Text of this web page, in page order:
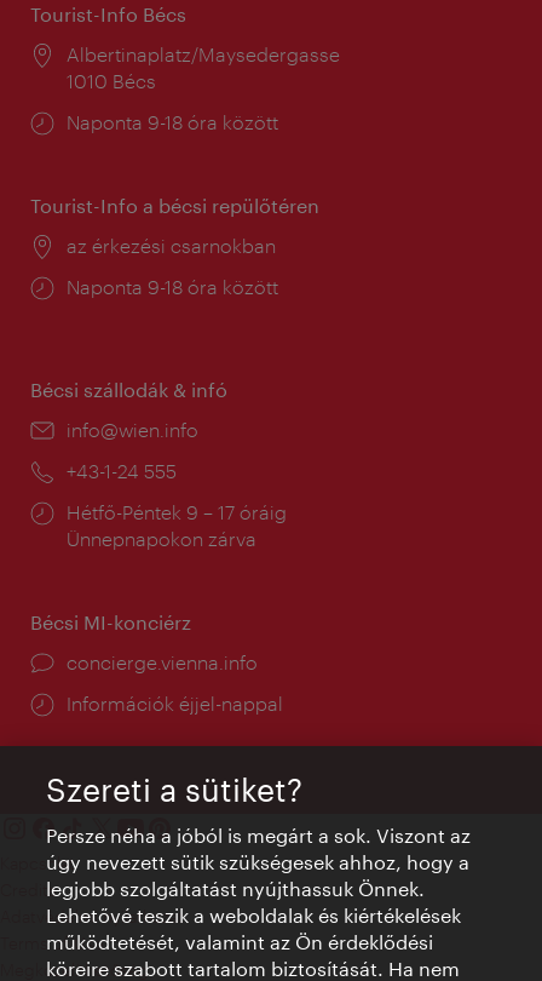
Tourist-Info Bécs
Helyszín:
Albertinaplatz/Maysedergasse
1010 Bécs
Nyitva
Naponta 9-18 óra között
Tourist-Info a bécsi repülőtéren
Helyszín:
az érkezési csarnokban
Nyitva
Naponta 9-18 óra között
Bécsi szállodák & infó
E-
info@wien.info
Telefon:
+43-1-24 555
Nyitva
tartás:
Hétfő-Péntek 9 – 17 óráig
Ünnepnapokon zárva
Bécsi MI-konciérz
concierge.vienna.info
Információk éjjel-nappal
Kapcsolat
Credits
Adatvédelmi nyilatkozat
Terms of Use
Megközelíthetőség
Szereti a sütiket?
Persze néha a jóból is megárt a sok. Viszont az
úgy nevezett sütik szükségesek ahhoz, hogy a
legjobb szolgáltatást nyújthassuk Önnek.
Lehetővé teszik a weboldalak és kiértékelések
működtetését, valamint az Ön érdeklődési
köreire szabott tartalom biztosítását. Ha nem